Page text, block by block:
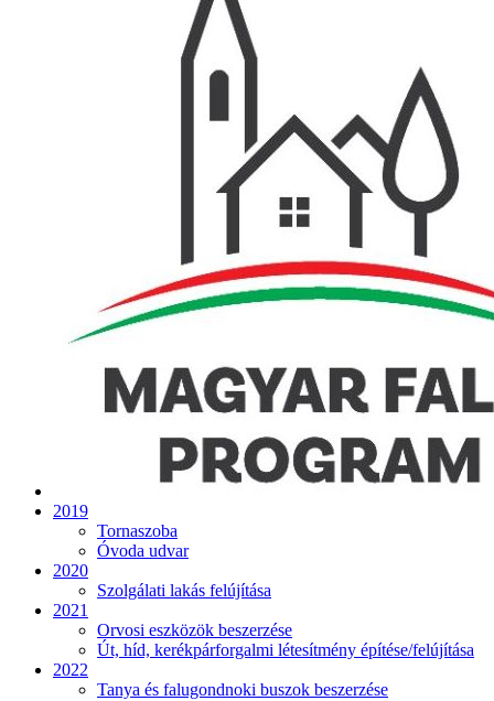
2019
Tornaszoba
Óvoda udvar
2020
Szolgálati lakás felújítása
2021
Orvosi eszközök beszerzése
Út, híd, kerékpárforgalmi létesítmény építése/felújítása
2022
Tanya és falugondnoki buszok beszerzése